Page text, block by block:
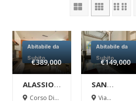
Abitabile da
Subito
€389,000
ALASSIO –
TRILOCALE
Corso Diaz
Abitabile da
Subito
€149,000
SAN
PAOLO –
Via